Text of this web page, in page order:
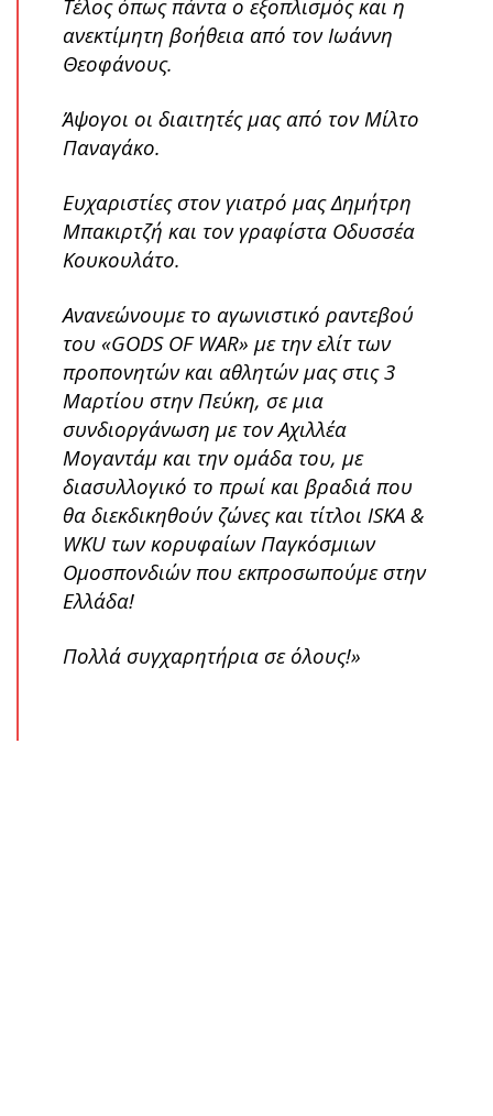
Τέλος όπως πάντα ο εξοπλισμός και η
ανεκτίμητη βοήθεια από τον Ιωάννη
Θεοφάνους.
Άψογοι οι διαιτητές μας από τον Μίλτο
Παναγάκο.
Ευχαριστίες στον γιατρό μας Δημήτρη
Μπακιρτζή και τον γραφίστα Οδυσσέα
Κουκουλάτο.
Ανανεώνουμε το αγωνιστικό ραντεβού
του «GODS OF WAR» με την ελίτ των
προπονητών και αθλητών μας στις 3
Μαρτίου στην Πεύκη, σε μια
συνδιοργάνωση με τον Αχιλλέα
Μογαντάμ και την ομάδα του, με
διασυλλογικό το πρωί και βραδιά που
θα διεκδικηθούν ζώνες και τίτλοι ISKA &
WKU των κορυφαίων Παγκόσμιων
Ομοσπονδιών που εκπροσωπούμε στην
Ελλάδα!
Πολλά συγχαρητήρια σε όλους!»